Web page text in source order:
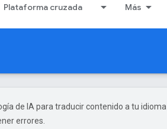
Plataforma cruzada Más
de IA para traducir contenido a tu
errores.